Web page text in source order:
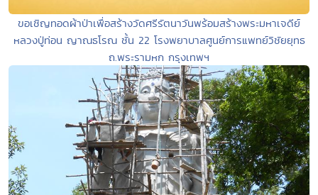
ขอเชิญทอดผ้าป่าเพื่อสร้างวัดศรีรัตนาวันพร้อมสร้างพระมหาเจดีย์
หลวงปู่ท่อน ญาณธโรณ ชั้น 22 โรงพยาบาลศูนย์การแพทย์วิชัยยุทธ
ถ.พระรามหก กรุงเทพฯ